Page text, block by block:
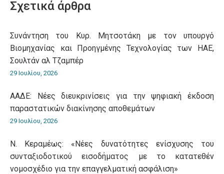
Σχετικά άρθρα
Συνάντηση του Κυρ. Μητσοτάκη με τον υπουργό
Βιομηχανίας και Προηγμένης Τεχνολογίας των ΗΑΕ,
Σουλτάν αλ Τζαμπέρ
29 Ιουλίου, 2026
ΑΑΔΕ: Νέες διευκρινίσεις για την ψηφιακή έκδοση
παραστατικών διακίνησης αποθεμάτων
29 Ιουλίου, 2026
Ν. Κεραμέως: «Νέες δυνατότητες ενίσχυσης του
συνταξιοδοτικού εισοδήματος με το κατατεθέν
νομοσχέδιο για την επαγγελματική ασφάλιση»